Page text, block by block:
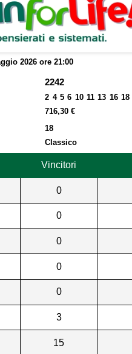
2026 ore 21:00
2242
2 4 5 6 10 11 13 16 18
716,30 €
18
Classico
Vincitori
0
0
0
0
0
3
15